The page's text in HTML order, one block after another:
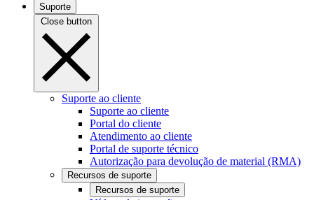
Suporte
Close button
Suporte ao cliente
Suporte ao cliente
Portal do cliente
Atendimento ao cliente
Portal de suporte técnico
Autorização para devolução de material (RMA)
Recursos de suporte
Recursos de suporte